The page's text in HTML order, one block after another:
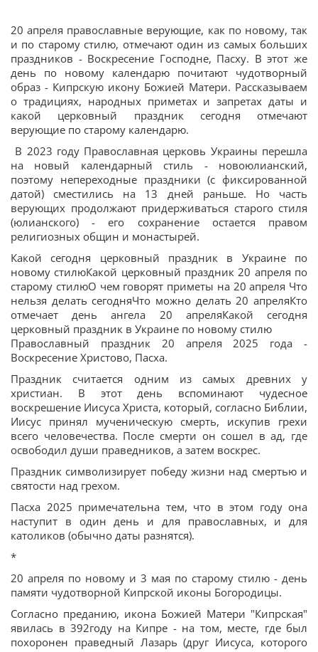
20 апреля православные верующие, как по новому, так
и по старому стилю, отмечают один из самых больших
праздников - Воскресение Господне, Пасху. В этот же
день по новому календарю почитают чудотворный
образ - Кипрскую икону Божией Матери. Рассказываем
о традициях, народных приметах и запретах даты и
какой церковный праздник сегодня отмечают
верующие по старому календарю.
В 2023 году Православная церковь Украины перешла
на новый календарный стиль - новоюлианский,
поэтому непереходные праздники (с фиксированной
датой) сместились на 13 дней раньше. Но часть
верующих продолжают придерживаться старого стиля
(юлианского) - его сохранение остается правом
религиозных общин и монастырей.
Какой сегодня церковный праздник в Украине по
новому стилюКакой церковный праздник 20 апреля по
старому стилюО чем говорят приметы на 20 апреля Что
нельзя делать сегодняЧто можно делать 20 апреляКто
отмечает день ангела 20 апреляКакой сегодня
церковный праздник в Украине по новому стилю
Православный праздник 20 апреля 2025 года -
Воскресение Христово, Пасха.
Праздник считается одним из самых древних у
христиан. В этот день вспоминают чудесное
воскрешение Иисуса Христа, который, согласно Библии,
Иисус принял мученическую смерть, искупив грехи
всего человечества. После смерти он сошел в ад, где
освободил души праведников, а затем воскрес.
Праздник символизирует победу жизни над смертью и
святости над грехом.
Пасха 2025 примечательна тем, что в этом году она
наступит в один день и для православных, и для
католиков (обычно даты разнятся).
*
20 апреля по новому и 3 мая по старому стилю - день
памяти чудотворной Кипрской иконы Богородицы.
Согласно преданию, икона Божией Матери "Кипрская"
явилась в 392году на Кипре - на том, месте, где был
похоронен праведный Лазарь (друг Иисуса, которого